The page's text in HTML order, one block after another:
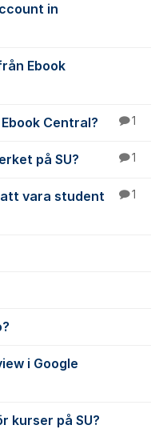
in
Ebook
Central? 1
på SU? 1
vara student
1
i Google
kurser på SU?